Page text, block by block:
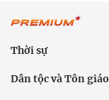
Thời sự
Dân tộc và Tôn giáo